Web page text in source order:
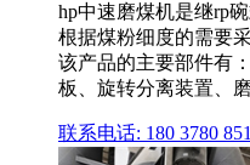
hp中速磨煤机是继rp
根据煤粉细度的需要
该产品的主要部件有
板、旋转分离装置、
联系电话: 180 3780